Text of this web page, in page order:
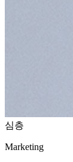
심층
Marketing